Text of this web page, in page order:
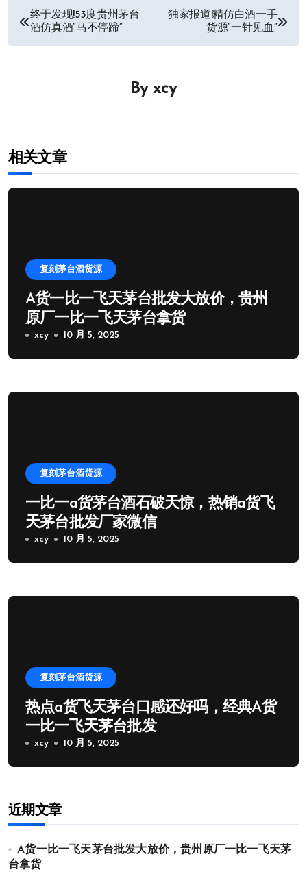
文
章
终于发现!53度贵州茅台
酒仿真酒“马不停蹄”
独家报道!精仿白酒一手
货源“一针见血”
By xcy
相关文章
复刻茅台酒货源
A货一比一飞天茅台批发大放价，贵州
原厂一比一飞天茅台拿货
xcy 10 月 5, 2025
复刻茅台酒货源
一比一a货茅台酒石破天惊，热销a货飞
天茅台批发厂家微信
xcy 10 月 5, 2025
复刻茅台酒货源
热点a货飞天茅台口感还好吗，经典A货
一比一飞天茅台批发
xcy 10 月 5, 2025
近期文章
A货一比一飞天茅台批发大放价，贵州原厂一比一飞天茅
台拿货